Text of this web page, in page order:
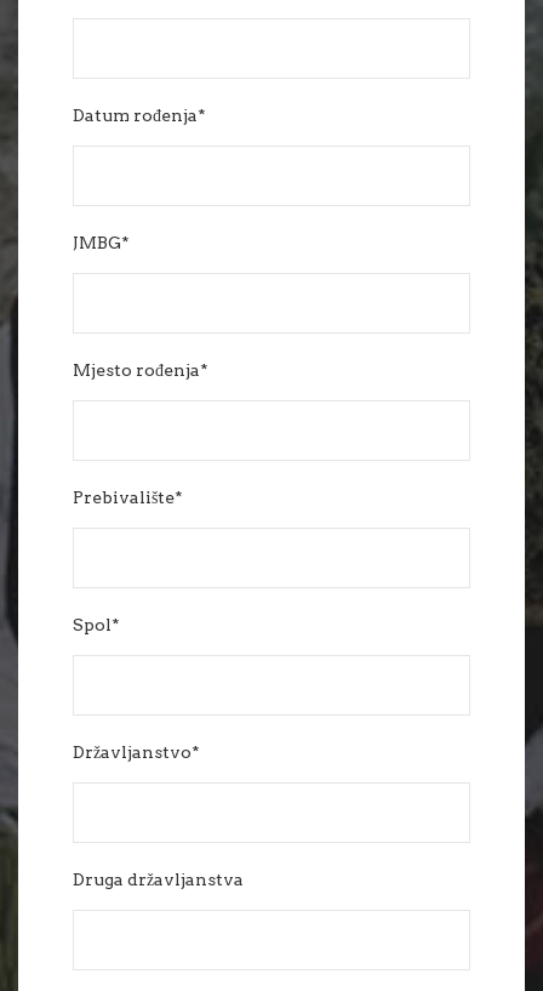
Datum rođenja*
JMBG*
Mjesto rođenja*
Prebivalište*
Spol*
Državljanstvo*
Druga državljanstva